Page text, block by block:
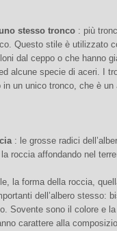
stesso tronco : più
Questo stile è utilizzato
dal ceppo o che hanno
alcune specie di aceri. I
in un unico tronco, che è un
: le grosse radici
roccia affondando nel
la forma della roccia,
dell’albero stesso:
Sovente sono il colore e
carattere alla